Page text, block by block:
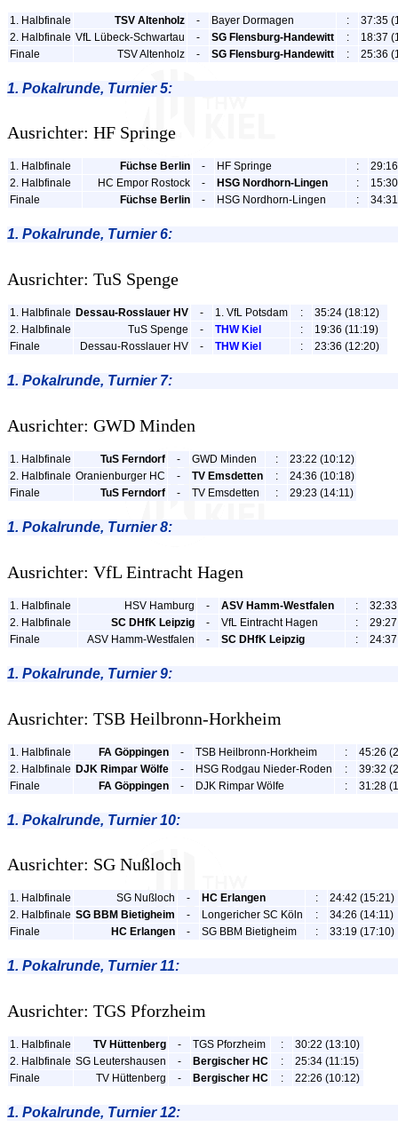
1. Halbfinale TSV Altenholz - Bayer Dormagen :
37:35
2. Halbfinale VfL Lübeck-Schwartau - SG Flensburg-Handewitt :
18:37
Finale
TSV Altenholz - SG Flensburg-Handewitt : 25:36
1. Pokalrunde, Turnier 5:
Ausrichter: HF Springe
1. Halbfinale Füchse Berlin - HF Springe :
2. Halbfinale
HC Empor Rostock - HSG Nordhorn-Lingen :
Finale
Füchse Berlin - HSG Nordhorn-Lingen :
1. Pokalrunde, Turnier 6:
Ausrichter: TuS Spenge
1. Halbfinale Dessau-Rosslauer HV - 1. VfL Potsdam :
35:24 (18:12)
2. Halbfinale
TuS Spenge - THW Kiel :
19:36 (11:19)
Finale
Dessau-Rosslauer HV - THW Kiel : 23:36 (12:20)
1. Pokalrunde, Turnier 7:
Ausrichter: GWD Minden
1. Halbfinale TuS Ferndorf - GWD Minden :
23:22 (10:12)
2. Halbfinale Oranienburger HC - TV Emsdetten :
24:36 (10:18)
Finale
TuS Ferndorf - TV Emsdetten : 29:23 (14:11)
1. Pokalrunde, Turnier 8:
Ausrichter: VfL Eintracht Hagen
1. Halbfinale HSV Hamburg - ASV Hamm-Westfalen :
2. Halbfinale
SC DHfK Leipzig - VfL Eintracht Hagen :
Finale
ASV Hamm-Westfalen - SC DHfK Leipzig :
1. Pokalrunde, Turnier 9:
Ausrichter: TSB Heilbronn-Horkheim
1. Halbfinale FA Göppingen - TSB Heilbronn-Horkheim :
45:26
2. Halbfinale DJK Rimpar Wölfe - HSG Rodgau Nieder-Roden :
39:32
Finale
FA Göppingen - DJK Rimpar Wölfe : 31:28
1. Pokalrunde, Turnier 10:
Ausrichter: SG Nußloch
1. Halbfinale SG Nußloch - HC Erlangen :
24:42 (15:21)
2. Halbfinale SG BBM Bietigheim - Longericher SC Köln :
34:26 (14:11)
Finale
HC Erlangen - SG BBM Bietigheim : 33:19 (17:10)
1. Pokalrunde, Turnier 11:
Ausrichter: TGS Pforzheim
1. Halbfinale TV Hüttenberg - TGS Pforzheim :
30:22 (13:10)
2. Halbfinale SG Leutershausen - Bergischer HC :
25:34 (11:15)
Finale
TV Hüttenberg - Bergischer HC : 22:26 (10:12)
1. Pokalrunde, Turnier 12: